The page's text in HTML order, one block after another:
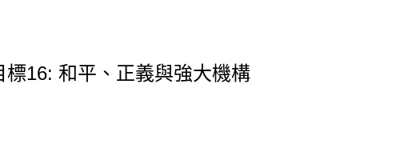
標16: 和平、正義與強大機構